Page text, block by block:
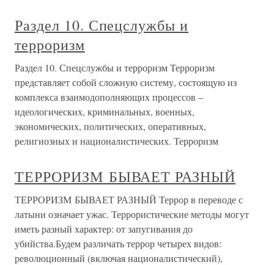
Раздел 10. Спецслужбы и
терроризм
Раздел 10. Спецслужбы и терроризм Терроризм
представляет собой сложную систему, состоящую из
комплекса взаимодополняющих процессов –
идеологических, криминальных, военных,
экономических, политических, оперативных,
религиозных и националистических. Терроризм
ТЕРРОРИЗМ БЫВАЕТ РАЗНЫЙ
ТЕРРОРИЗМ БЫВАЕТ РАЗНЫЙ Террор в переводе с
латыни означает ужас. Террористические методы могут
иметь разный характер: от запугивания до
убийства.Будем различать террор четырех видов:
революционный (включая националистический),